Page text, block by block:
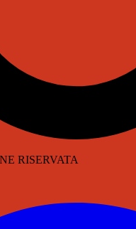
RISERVATA